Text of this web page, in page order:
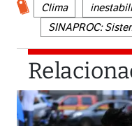
Clima
SINAPROC: